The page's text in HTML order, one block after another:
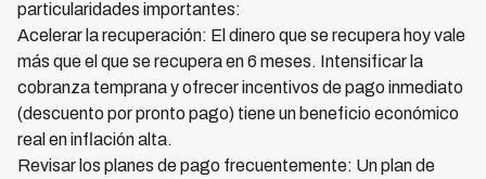
particularidades importantes:
Acelerar la recuperación: El dinero que se recupera hoy vale
más que el que se recupera en 6 meses. Intensificar la
cobranza temprana y ofrecer incentivos de pago inmediato
(descuento por pronto pago) tiene un beneficio económico
real en inflación alta.
Revisar los planes de pago frecuentemente: Un plan de